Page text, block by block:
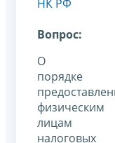
НК РФ
Вопрос:
О
порядке
физическим
лицам
налоговых